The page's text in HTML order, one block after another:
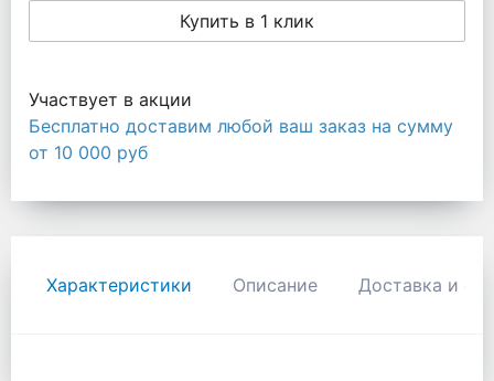
Купить в 1 клик
Участвует в акции
Бесплатно доставим любой ваш заказ на сумму
от 10 000 руб
Характеристики Описание Доставка и